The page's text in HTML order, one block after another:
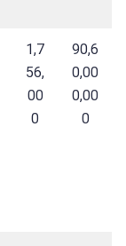
1,7
56,
00
0
90,6
0,00
0,00
0